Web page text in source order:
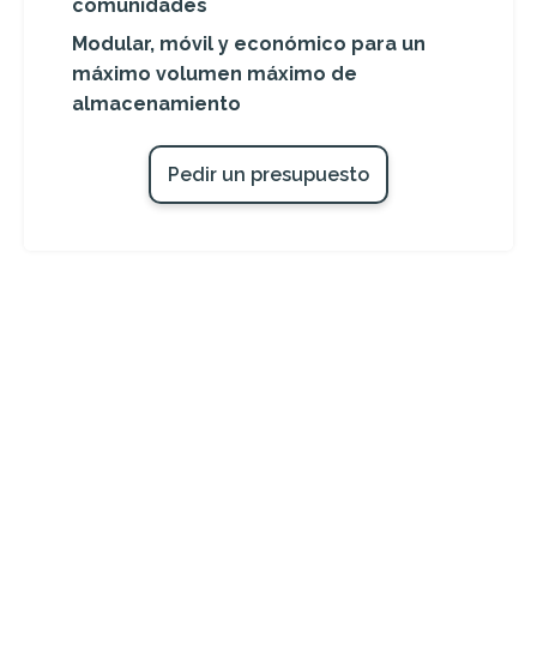
comunidades
Modular, móvil y económico para un
máximo volumen máximo de
almacenamiento
Pedir un presupuesto